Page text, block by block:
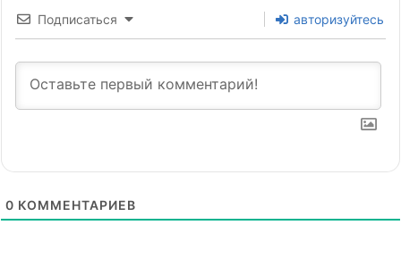
Подписаться авторизуйтесь
0 КОММЕНТАРИЕВ